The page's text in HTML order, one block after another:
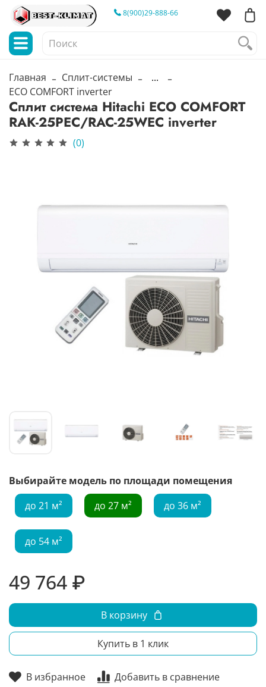
8(900)29-888-66
Главная Сплит-системы
...
ECO COMFORT inverter
Сплит система Hitachi ECO COMFORT
RAK-25PEC/RAC-25WEC inverter
(0)
В избранное Добавить в сравнение
Выбирайте модель по площади помещения
до 27 м²
до 54 м²
до 36 м²
до 21 м²
49 764 ₽
В корзину
Купить в 1 клик